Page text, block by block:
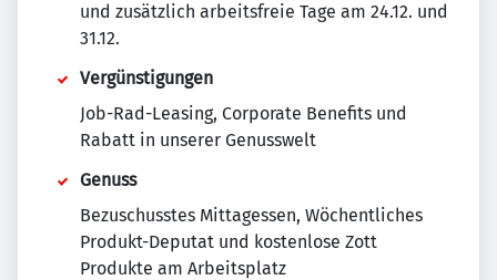
und zusätzlich arbeitsfreie Tage am 24.12. und
31.12.
Vergünstigungen
Job-Rad-Leasing, Corporate Benefits und
Rabatt in unserer Genusswelt
Genuss
Bezuschusstes Mittagessen, Wöchentliches
Produkt-Deputat und kostenlose Zott
Produkte am Arbeitsplatz